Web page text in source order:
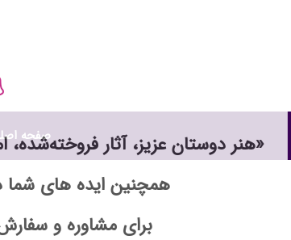
«هنر دوستان عزیز، آثار
همچنین ایده های
برای مشاوره و
صفحه